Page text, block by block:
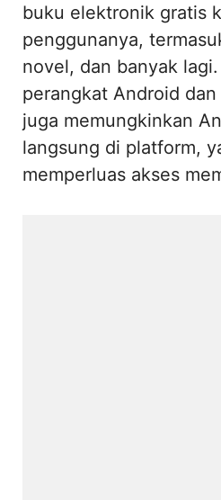
buku elektronik gratis
penggunanya,
novel, dan banyak
perangkat Android
juga memungkinkan
langsung di platform,
memperluas akses